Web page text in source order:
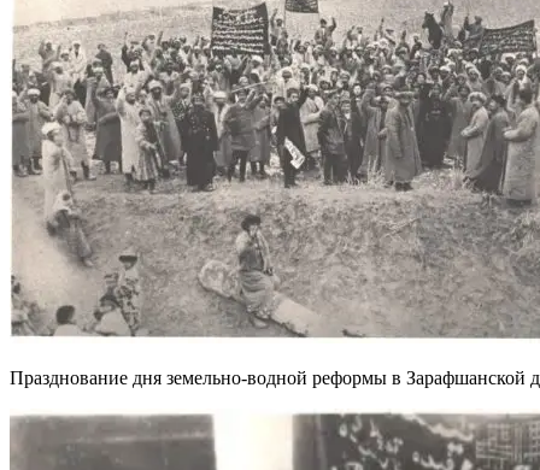
Празднование дня земельно-водной реформы в Зарафшанской